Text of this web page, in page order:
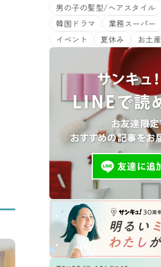
男の子の髪型/ヘアスタイル
韓国ドラマ
業務スーパー
イベント
夏休み お土産